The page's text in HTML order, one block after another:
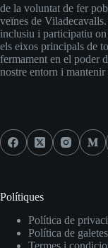
de la voluntat de fer
veïnes de
inclusiu i participatiu
els eixos principals de
fermament en el poder
nostre entorn i
Polítiques
Política de
Política de galetes
Termes i